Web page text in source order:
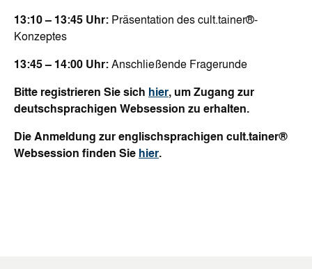
13:10 – 13:45 Uhr: Präsentation des cult.tainer®-
Konzeptes
13:45 – 14:00 Uhr: Anschließende Fragerunde
Bitte registrieren Sie sich hier, um Zugang zur
deutschsprachigen Websession zu erhalten.
Die Anmeldung zur englischsprachigen cult.tainer®
Websession finden Sie hier.